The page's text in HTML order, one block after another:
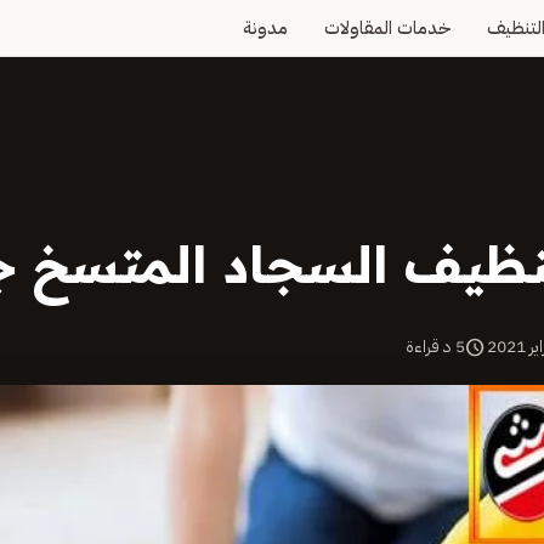
خدمات المقاولات مدونة
السجاد المتسخ
schedule5 د قراءة